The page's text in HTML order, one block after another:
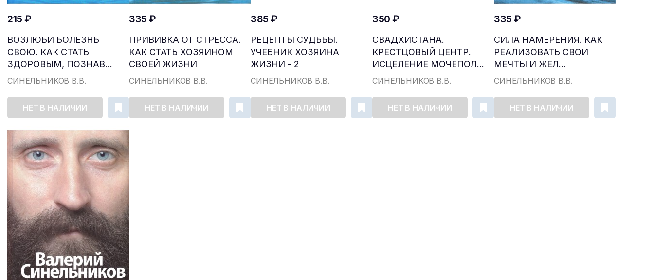
215 ₽
ВОЗЛЮБИ БОЛЕЗНЬ
СВОЮ. КАК СТАТЬ
ЗДОРОВЫМ, ПОЗНАВ...
СИНЕЛЬНИКОВ В.В.
НЕТ В НАЛИЧИИ
335 ₽
ПРИВИВКА ОТ СТРЕССА.
КАК СТАТЬ ХОЗЯИНОМ
СВОЕЙ ЖИЗНИ
СИНЕЛЬНИКОВ В.В.
НЕТ В НАЛИЧИИ
385 ₽
РЕЦЕПТЫ СУДЬБЫ.
УЧЕБНИК ХОЗЯИНА
ЖИЗНИ - 2
СИНЕЛЬНИКОВ В.В.
НЕТ В НАЛИЧИИ
350 ₽
СВАДХИСТАНА.
КРЕСТЦОВЫЙ ЦЕНТР.
ИСЦЕЛЕНИЕ МОЧЕПОЛ...
СИНЕЛЬНИКОВ В.В.
НЕТ В НАЛИЧИИ
335 ₽
СИЛА НАМЕРЕНИЯ. КАК
РЕАЛИЗОВАТЬ СВОИ
МЕЧТЫ И ЖЕЛ...
СИНЕЛЬНИКОВ В.В.
НЕТ В НАЛИЧИИ